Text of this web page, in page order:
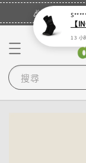
🎉登入會員
搜尋
13 小